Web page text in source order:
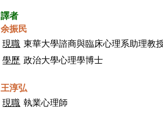
譯者
余振民
現職 東華大學諮商與臨床心理系助理教
學歷 政治大學心理學博士
王淳弘
現職 執業心理師